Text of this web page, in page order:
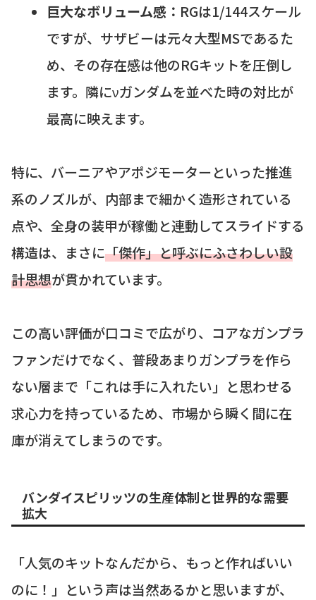
巨大なボリューム感： RGは1/144スケール
ですが、サザビーは元々大型MSであるた
め、その存在感は他のRGキットを圧倒し
ます。隣にνガンダムを並べた時の対比が
最高に映えます。
特に、バーニアやアポジモーターといった推進
系のノズルが、内部まで細かく造形されている
点や、全身の装甲が稼働と連動してスライドする
構造は、まさに「傑作」と呼ぶにふさわしい設
計思想が貫かれています。
この高い評価が口コミで広がり、コアなガンプラ
ファンだけでなく、普段あまりガンプラを作ら
ない層まで「これは手に入れたい」と思わせる
求心力を持っているため、市場から瞬く間に在
庫が消えてしまうのです。
バンダイスピリッツの生産体制と世界的な需要
拡大
「人気のキットなんだから、もっと作ればいい
のに！」という声は当然あるかと思いますが、